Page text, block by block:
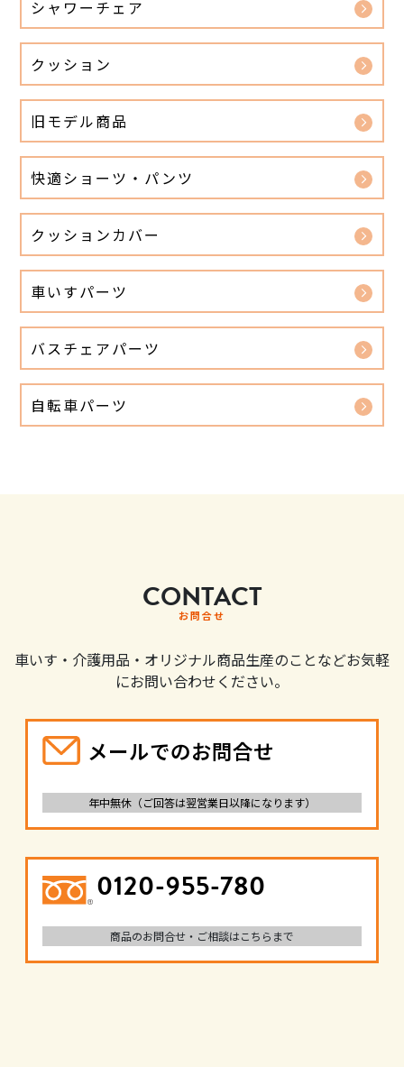
シャワーチェア
クッション
旧モデル商品
快適ショーツ・パンツ
クッションカバー
車いすパーツ
バスチェアパーツ
自転車パーツ
CONTACT
お問合せ
車いす・介護用品・オリジナル商品生産のことなどお気軽
にお問い合わせください。
メールでのお問合せ
年中無休（ご回答は翌営業日以降になります）
0120-955-780
商品のお問合せ・ご相談はこちらまで